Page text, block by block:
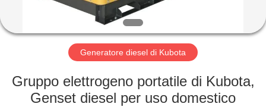
GIRO
FABBRICA
Generatore diesel di Kubota
Gruppo elettrogeno portatile di Kubota,
Genset diesel per uso domestico